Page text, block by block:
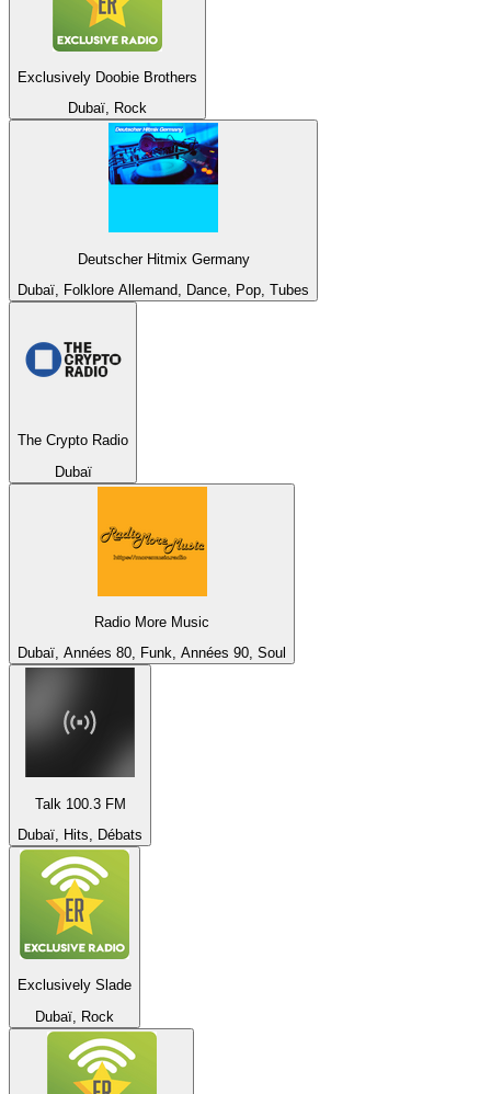
Exclusively Doobie Brothers
Dubaï, Rock
Deutscher Hitmix Germany
Dubaï, Folklore Allemand, Dance, Pop, Tubes
The Crypto Radio
Dubaï
Radio More Music
Dubaï, Années 80, Funk, Années 90, Soul
Talk 100.3 FM
Dubaï, Hits, Débats
Exclusively Slade
Dubaï, Rock